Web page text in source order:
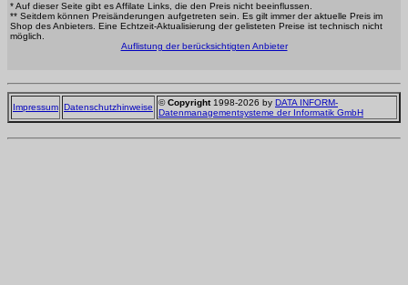
* Auf dieser Seite gibt es Affilate Links, die den Preis nicht beeinflussen.
** Seitdem können Preisänderungen aufgetreten sein. Es gilt immer der aktuelle Preis im
Shop des Anbieters. Eine Echtzeit-Aktualisierung der gelisteten Preise ist technisch nicht
möglich.
Auflistung der berücksichtigten Anbieter
Impressum Datenschutzhinweise ©Copyright1998-2026 by DATA INFORM-
Datenmanagementsysteme der Informatik GmbH